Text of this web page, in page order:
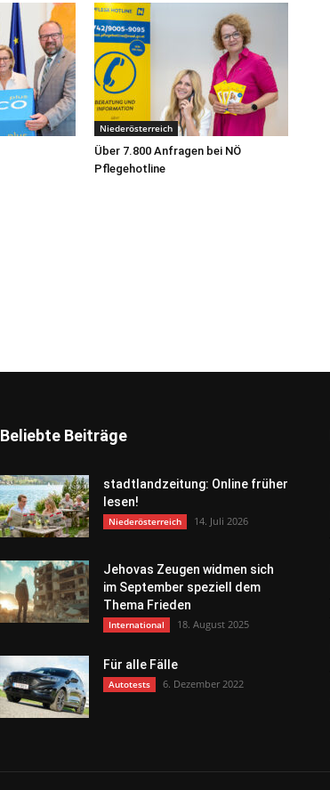
Niederösterreich
Über 7.800 Anfragen bei NÖ
Pflegehotline
Beliebte Beiträge
stadtlandzeitung: Online früher
lesen!
Niederösterreich 14. Juli 2026
Jehovas Zeugen widmen sich
im September speziell dem
Thema Frieden
International 18. August 2025
Für alle Fälle
Autotests 6. Dezember 2022